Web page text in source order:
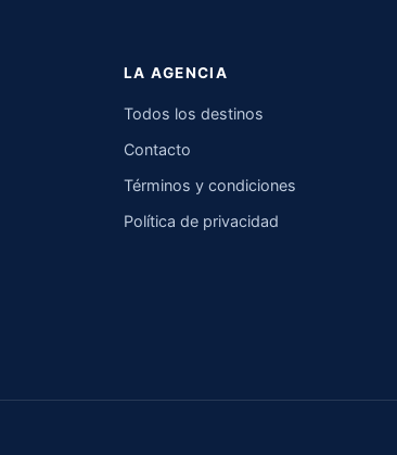
LA AGENCIA
Todos los destinos
Contacto
Términos y condiciones
Política de privacidad